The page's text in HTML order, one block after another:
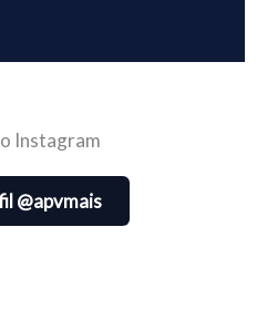
Instagram
@apvmais